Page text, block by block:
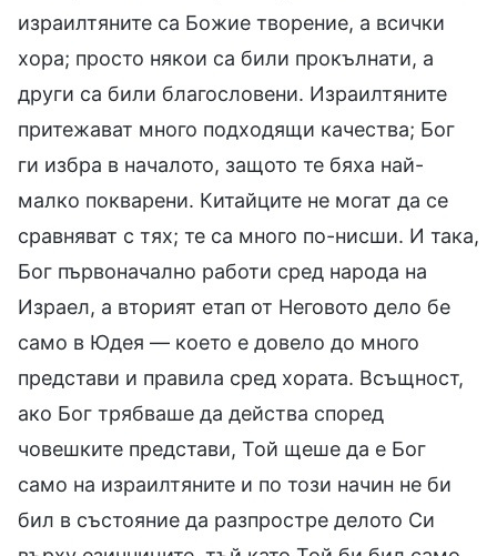
израилтяните са Божие творение, а всички
хора; просто някои са били прокълнати, а
други са били благословени. Израилтяните
притежават много подходящи качества; Бог
ги избра в началото, защото те бяха най-
малко покварени. Китайците не могат да се
сравняват с тях; те са много по-нисши. И така,
Бог първоначално работи сред народа на
Израел, а вторият етап от Неговото дело бе
само в Юдея — което е довело до много
представи и правила сред хората. Всъщност,
ако Бог трябваше да действа според
човешките представи, Той щеше да е Бог
само на израилтяните и по този начин не би
бил в състояние да разпростре делото Си